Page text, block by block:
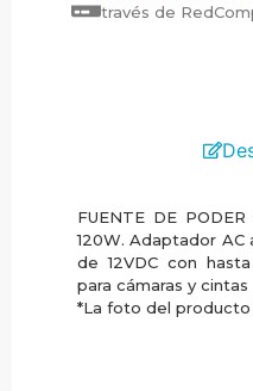
través de
FUENTE DE PODER
120W. Adaptador AC
de 12VDC con
para cámaras y cintas
*La foto del producto